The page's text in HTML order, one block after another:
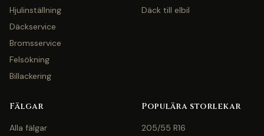
Hjulinställning
Däckservice
Bromsservice
Felsökning
Billackering
Däck till elbil
Fälgar
Alla fälgar
Populära storlekar
205/55 R16